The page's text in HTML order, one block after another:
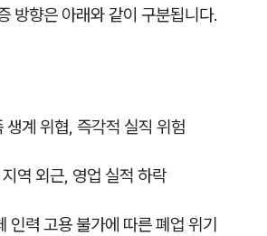
방향은 아래와 같이 구분됩니다.
생계 위협, 즉각적 실직 위험
역 외근, 영업 실적 하락
인력 고용 불가에 따른 폐업 위기